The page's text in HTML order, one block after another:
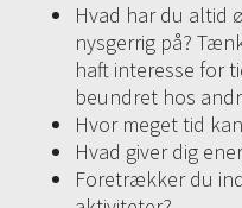
Hvad har du altid
nysgerrig på?
haft interesse for
beundret hos
Hvor meget tid
Hvad giver dig
Foretrækker du